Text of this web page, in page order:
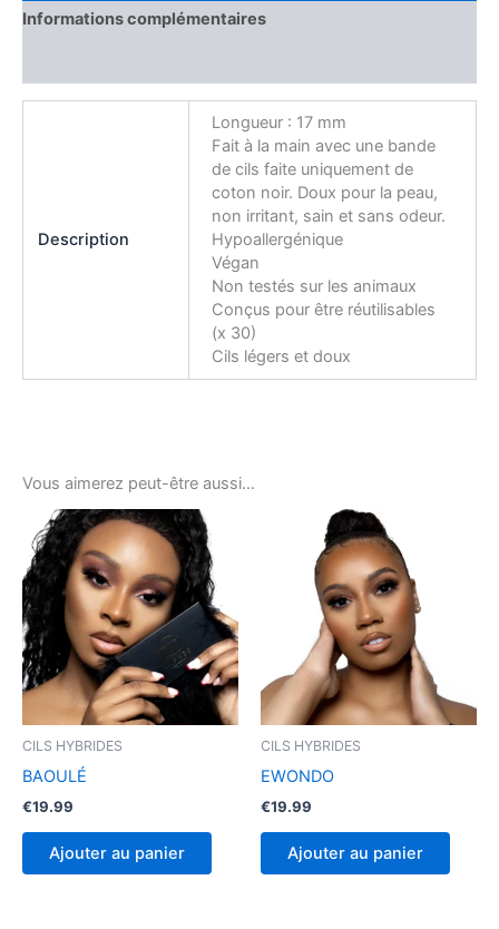
Informations complémentaires
Description
Longueur : 17 mm
Fait à la main avec une bande
de cils faite uniquement de
coton noir. Doux pour la peau,
non irritant, sain et sans odeur.
Hypoallergénique
Végan
Non testés sur les animaux
Conçus pour être réutilisables
(x 30)
Cils légers et doux
Vous aimerez peut-être aussi…
CILS HYBRIDES
BAOULÉ
€19.99
Ajouter au panier
CILS HYBRIDES
EWONDO
€19.99
Ajouter au panier